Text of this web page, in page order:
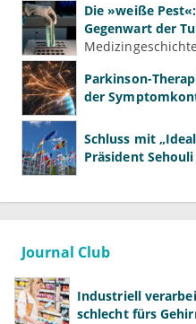
Die »weiße
Gegenwart der
Medizingeschichte
Parkinson-
der
Schluss mit
Präsident
Journal Club
Industriell
schlecht fürs